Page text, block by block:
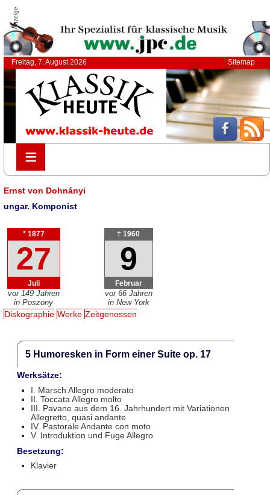
Anzeige
Freitag, 7. August 2026 Sitemap
≡
≡
Ernst von Dohnányi
ungar. Komponist
* 1877
27
Juli
vor 149 Jahren
in Poszony
† 1960
9
Februar
vor 66 Jahren
in New York
Diskographie Werke Zeitgenossen
5 Humoresken in Form einer Suite op. 17
Werksätze:
I. Marsch Allegro moderato
II. Toccata Allegro molto
III. Pavane aus dem 16. Jahrhundert mit Variationen
Allegretto, quasi andante
IV. Pastorale Andante con moto
V. Introduktion und Fuge Allegro
Besetzung:
Klavier